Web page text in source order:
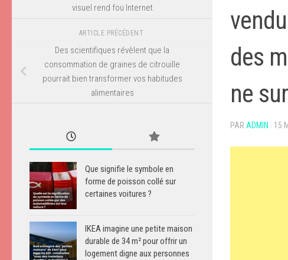
des
ne
PAR ADMIN · 15
visuel rend fou Internet
ARTICLE PRÉCÉDENT
Des scientifiques révèlent que la
consommation de graines de citrouille
pourrait bien transformer vos habitudes
alimentaires
Que signifie le symbole en
forme de poisson collé sur
certaines voitures ?
IKEA imagine une petite maison
durable de 34 m² pour offrir un
logement digne aux personnes